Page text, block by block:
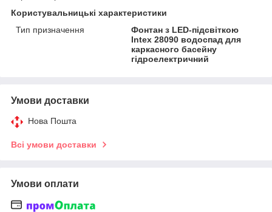
Користувальницькі характеристики
Тип призначення
Фонтан з LED-підсвіткою
Intex 28090 водоспад для
каркасного басейну
гідроелектричний
Умови доставки
Нова Пошта
Всі умови доставки
Умови оплати